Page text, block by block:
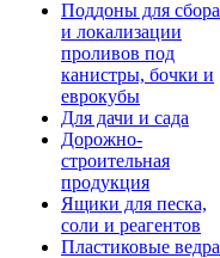
Поддоны для сбора
и локализации
проливов под
канистры, бочки и
еврокубы
Для дачи и сада
Дорожно-
строительная
продукция
Ящики для песка,
соли и реагентов
Пластиковые ведра